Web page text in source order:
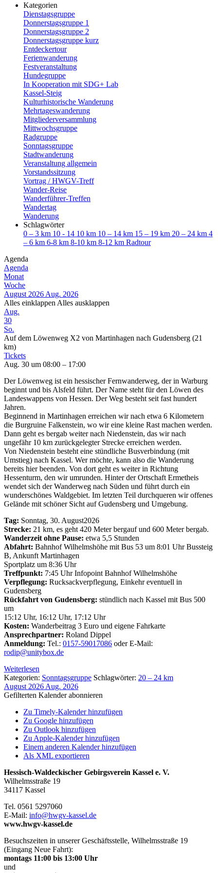
Kategorien
Dienstagsgruppe
Donnerstagsgruppe 1
Donnerstagsgruppe 2
Donnerstagsgruppe kurz
Entdeckertour
Ferienwanderung
Festveranstaltung
Hundegruppe
In Kooperation mit SDG+ Lab
Kassel-Steig
Kulturhistorische Wanderung
Mehrtageswanderung
Mitgliederversammlung
Mittwochsgruppe
Radgruppe
Sonntagsgruppe
Stadtwanderung
Veranstaltung allgemein
Vorstandssitzung
Vortrag / HWGV-Treff
Wander-Reise
Wanderführer-Treffen
Wandertag
Wanderung
Schlagwörter
0 – 3 km 10 - 14 10 km 10 – 14 km 15 – 19 km 20 – 24 km 4
– 6 km 6-8 km 8-10 km 8-12 km Radtour
Agenda
Agenda
Monat
Woche
August 2026 Aug. 2026
Alles einklappen Alles ausklappen
Aug.
30
So.
Auf dem Löwenweg X2 von Martinhagen nach Gudensberg (21
km)
Tickets
Aug. 30 um 08:00 – 17:00
Der Löwenweg ist ein hessischer Fernwanderweg, der in Warburg
beginnt und bis Alsfeld führt. Der Name steht für den Löwen des
Landeswappens von Hessen. Der Weg besteht seit fast hundert
Jahren.
Beginnend in Martinhagen erreichen wir nach etwa 6 Kilometern
die Burgruine Falkenstein, wo wir eine kleine Rast machen werden.
Dann geht es bergab weiter nach Niedenstein, das wir nach
ungefähr 10 km zurückgelegter Strecke erreichen werden.
Von Niedenstein besteht eine stündliche Busverbindung (mit
Umstieg) nach Kassel. Wer möchte, kann also die Wanderung
bereits hier beenden. Von dort geht es weiter in Richtung
Hessenturm, den wir umrunden. Hinter der Ortschaft Ermetheis
wendet sich der Wanderweg nach Süden und führt durch ein
wunderschönes Waldgebiet. Im letzten Teil durchqueren wir offenes
Gelände mit schöner Sicht auf Gudensberg und Umgebung.
Tag: Sonntag, 30. August2026
Strecke: 21 km, es geht 420 Meter bergauf und 600 Meter bergab.
Wanderzeit ohne Pause: etwa 5,5 Stunden
Abfahrt: Bahnhof Wilhelmshöhe mit Bus 53 um 8:01 Uhr Bussteig
B, Ankunft Martinhagen
Sportplatz um 8:36 Uhr
Treffpunkt: 7:45 Uhr Infopoint Bahnhof Wilhelmshöhe
Verpflegung: Rucksackverpflegung, Einkehr eventuell in
Gudensberg
Rückfahrt von Gudensberg: stündlich nach Kassel mit Bus 500
um
15:12 Uhr, 16:12 Uhr, 17:12 Uhr
Kosten: Wanderbeitrag 3 Euro und eigene Fahrkarte
Ansprechpartner: Roland Dippel
Anmeldung: Tel.: 0157-59017086 oder E-Mail:
rodip@unitybox.de
Weiterlesen
Kategorien: Sonntagsgruppe Schlagwörter: 20 – 24 km
August 2026 Aug. 2026
Gefilterten Kalender abonnieren
Zu Timely-Kalender hinzufügen
Zu Google hinzufügen
Zu Outlook hinzufügen
Zu Apple-Kalender hinzufügen
Einem anderen Kalender hinzufügen
Als XML exportieren
Hessisch-Waldeckischer Gebirgsverein Kassel e. V.
Wilhelmsstraße 19
34117 Kassel
Tel. 0561 5297060
E-Mail: info@hwgv-kassel.de
www.hwgv-kassel.de
Besuchszeiten in unserer Geschäftsstelle, Wilhelmsstraße 19
(Eingang Neue Fahrt):
montags 11:00 bis 13:00 Uhr
und